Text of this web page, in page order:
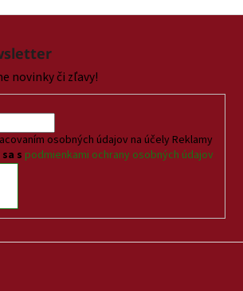
novinky či zľavy!
osobných údajov na účely Reklamy
s podmienkami ochrany osobných údajov